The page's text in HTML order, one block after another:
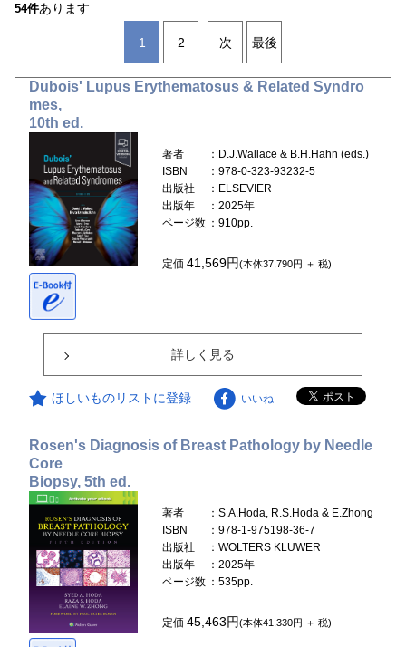
54件あります
1 2 次 最後
Dubois' Lupus Erythematosus & Related Syndro
mes,
10th ed.
著者
：D.J.Wallace & B.H.Hahn (eds.)
ISBN
：978-0-323-93232-5
出版社
：ELSEVIER
出版年
：2025年
ページ数 ：910pp.
定価41,569円(本体37,790円 ＋ 税)
詳しく見る
ほしいものリストに登録 いいね
Rosen's Diagnosis of Breast Pathology by Needle
Core
Biopsy, 5th ed.
著者
：S.A.Hoda, R.S.Hoda & E.Zhong
ISBN
：978-1-975198-36-7
出版社
：WOLTERS KLUWER
出版年
：2025年
ページ数 ：535pp.
定価45,463円(本体41,330円 ＋ 税)